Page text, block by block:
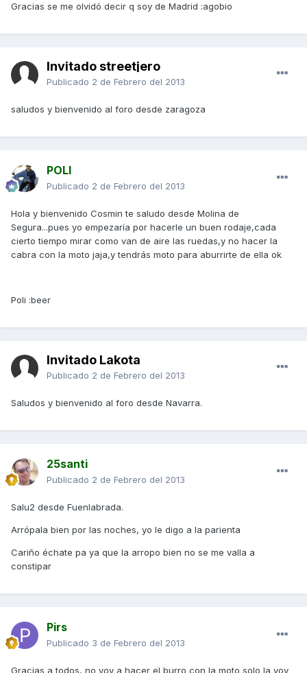
Gracias se me olvidó decir q soy de Madrid :agobio
Invitado streetjero
Publicado 2 de Febrero del 2013
saludos y bienvenido al foro desde zaragoza
POLI
Publicado 2 de Febrero del 2013
Hola y bienvenido Cosmin te saludo desde Molina de
Segura...pues yo empezaría por hacerle un buen rodaje,cada
cierto tiempo mirar como van de aire las ruedas,y no hacer la
cabra con la moto jaja,y tendrás moto para aburrirte de ella ok
Poli :beer
Invitado Lakota
Publicado 2 de Febrero del 2013
Saludos y bienvenido al foro desde Navarra.
25santi
Publicado 2 de Febrero del 2013
Salu2 desde Fuenlabrada.
Arrópala bien por las noches, yo le digo a la parienta
Cariño échate pa ya que la arropo bien no se me valla a
constipar
Pirs
Publicado 3 de Febrero del 2013
Gracias a todos, no voy a hacer el burro con la moto solo la voy